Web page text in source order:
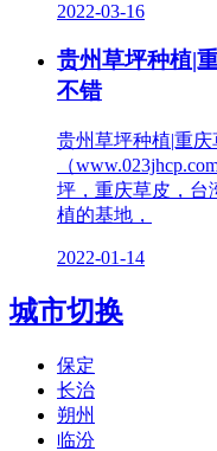
2022-03-16
贵州草坪种植|
不错
贵州草坪种植|重庆
（
坪，重庆草皮，台
植的基地，
2022-01-14
城市切换
保定
长治
朔州
临汾